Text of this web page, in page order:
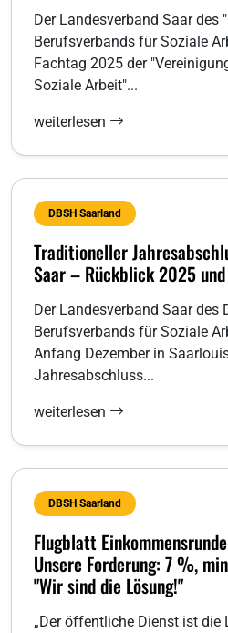
Der Landesverband Saar des
Berufsverbands für Soziale
Fachtag 2025 der
Soziale Arbeit"...
weiterlesen
DBSH Saarland
Traditioneller
Saar – Rückblick 2025
Der Landesverband Saar des
Berufsverbands für Soziale
Anfang Dezember in
Jahresabschluss...
weiterlesen
DBSH Saarland
Flugblatt
Unsere Forderung: 7 %,
"Wir sind die Lösung!"
„Der öffentliche Dienst ist die